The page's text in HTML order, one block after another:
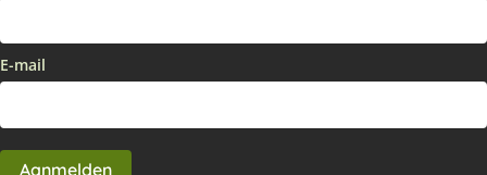
E-mail
Aanmelden